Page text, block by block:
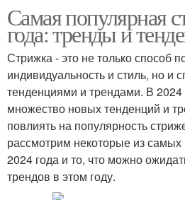
Самая популярная
года: тренды и
Стрижка - это не только способ
индивидуальность и стиль, но и
тенденциями и трендами. В 2024
множество новых тенденций и
повлиять на популярность
рассмотрим некоторые из
2024 года и то, что можно
трендов в этом году.